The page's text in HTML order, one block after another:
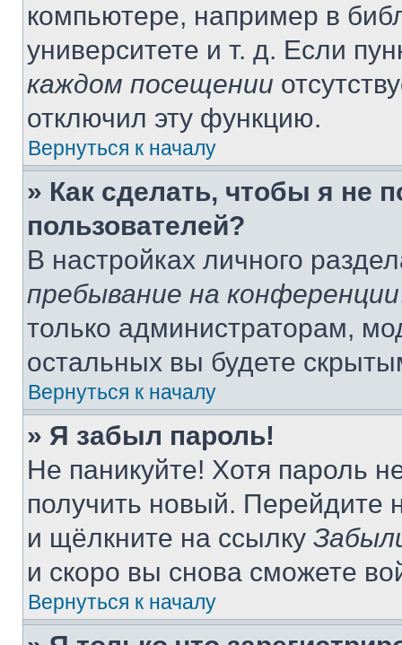
компьютере, например в
университете и т. д. Если
каждом посещении
отключил эту функцию.
Вернуться к началу
» Как сделать, чтобы я не
пользователей?
В настройках личного
пребывание на конференции
только администраторам,
остальных вы будете
Вернуться к началу
» Я забыл пароль!
Не паникуйте! Хотя пароль
получить новый. Перейдите
и щёлкните на ссылку
и скоро вы снова сможете
Вернуться к началу